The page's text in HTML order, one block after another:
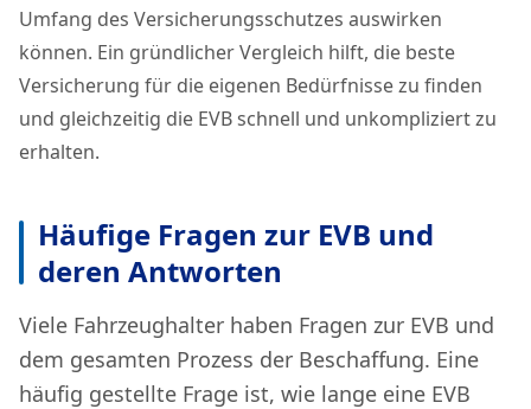
Umfang des Versicherungsschutzes auswirken
können. Ein gründlicher Vergleich hilft, die beste
Versicherung für die eigenen Bedürfnisse zu finden
und gleichzeitig die EVB schnell und unkompliziert zu
erhalten.
Häufige Fragen zur EVB und
deren Antworten
Viele Fahrzeughalter haben Fragen zur EVB und
dem gesamten Prozess der Beschaffung. Eine
häufig gestellte Frage ist, wie lange eine EVB